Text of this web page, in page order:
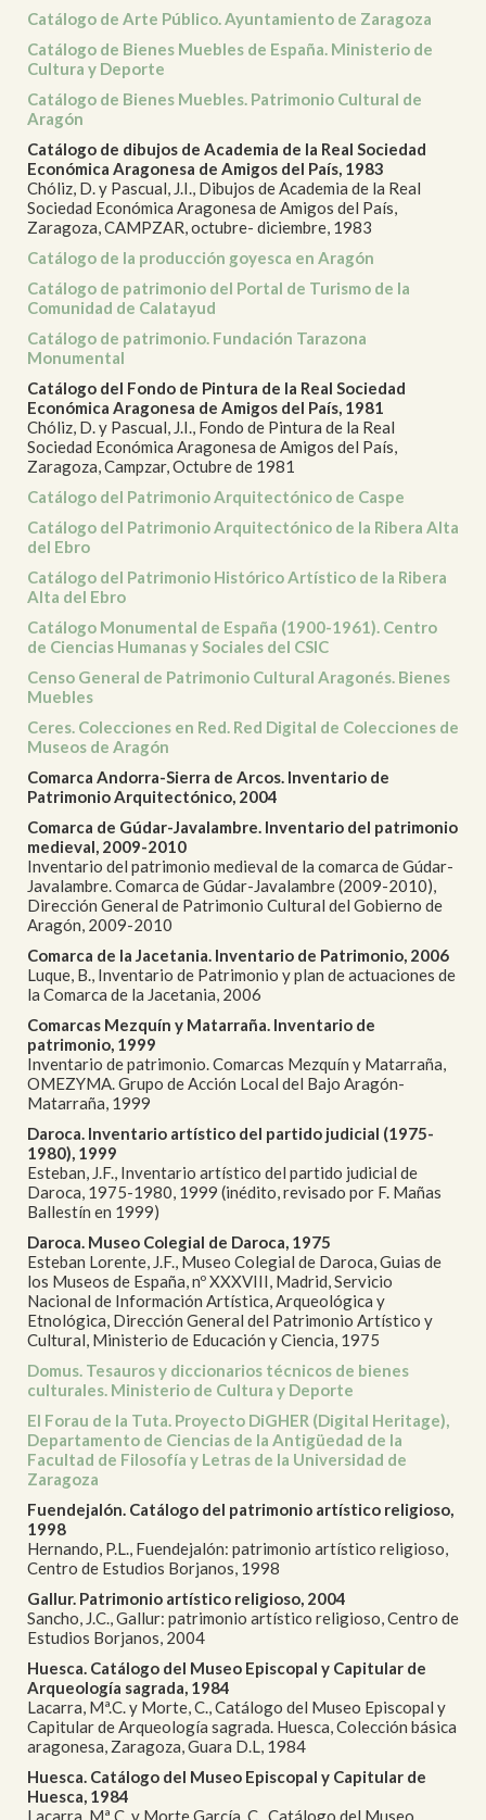
Catálogo de Arte Público. Ayuntamiento de Zaragoza
Catálogo de Bienes Muebles de España. Ministerio de
Cultura y Deporte
Catálogo de Bienes Muebles. Patrimonio Cultural de
Aragón
Catálogo de dibujos de Academia de la Real Sociedad
Económica Aragonesa de Amigos del País, 1983
Chóliz, D. y Pascual, J.I., Dibujos de Academia de la Real
Sociedad Económica Aragonesa de Amigos del País,
Zaragoza, CAMPZAR, octubre- diciembre, 1983
Catálogo de la producción goyesca en Aragón
Catálogo de patrimonio del Portal de Turismo de la
Comunidad de Calatayud
Catálogo de patrimonio. Fundación Tarazona
Monumental
Catálogo del Fondo de Pintura de la Real Sociedad
Económica Aragonesa de Amigos del País, 1981
Chóliz, D. y Pascual, J.I., Fondo de Pintura de la Real
Sociedad Económica Aragonesa de Amigos del País,
Zaragoza, Campzar, Octubre de 1981
Catálogo del Patrimonio Arquitectónico de Caspe
Catálogo del Patrimonio Arquitectónico de la Ribera Alta
del Ebro
Catálogo del Patrimonio Histórico Artístico de la Ribera
Alta del Ebro
Catálogo Monumental de España (1900-1961). Centro
de Ciencias Humanas y Sociales del CSIC
Censo General de Patrimonio Cultural Aragonés. Bienes
Muebles
Ceres. Colecciones en Red. Red Digital de Colecciones de
Museos de Aragón
Comarca Andorra-Sierra de Arcos. Inventario de
Patrimonio Arquitectónico, 2004
Comarca de Gúdar-Javalambre. Inventario del patrimonio
medieval, 2009-2010
Inventario del patrimonio medieval de la comarca de Gúdar-
Javalambre. Comarca de Gúdar-Javalambre (2009-2010),
Dirección General de Patrimonio Cultural del Gobierno de
Aragón, 2009-2010
Comarca de la Jacetania. Inventario de Patrimonio, 2006
Luque, B., Inventario de Patrimonio y plan de actuaciones de
la Comarca de la Jacetania, 2006
Comarcas Mezquín y Matarraña. Inventario de
patrimonio, 1999
Inventario de patrimonio. Comarcas Mezquín y Matarraña,
OMEZYMA. Grupo de Acción Local del Bajo Aragón-
Matarraña, 1999
Daroca. Inventario artístico del partido judicial (1975-
1980), 1999
Esteban, J.F., Inventario artístico del partido judicial de
Daroca, 1975-1980, 1999 (inédito, revisado por F. Mañas
Ballestín en 1999)
Daroca. Museo Colegial de Daroca, 1975
Esteban Lorente, J.F., Museo Colegial de Daroca, Guias de
los Museos de España, nº XXXVIII, Madrid, Servicio
Nacional de Información Artística, Arqueológica y
Etnológica, Dirección General del Patrimonio Artístico y
Cultural, Ministerio de Educación y Ciencia, 1975
Domus. Tesauros y diccionarios técnicos de bienes
culturales. Ministerio de Cultura y Deporte
El Forau de la Tuta. Proyecto DiGHER (Digital Heritage),
Departamento de Ciencias de la Antigüedad de la
Facultad de Filosofía y Letras de la Universidad de
Zaragoza
Fuendejalón. Catálogo del patrimonio artístico religioso,
1998
Hernando, P.L., Fuendejalón: patrimonio artístico religioso,
Centro de Estudios Borjanos, 1998
Gallur. Patrimonio artístico religioso, 2004
Sancho, J.C., Gallur: patrimonio artístico religioso, Centro de
Estudios Borjanos, 2004
Huesca. Catálogo del Museo Episcopal y Capitular de
Arqueología sagrada, 1984
Lacarra, Mª.C. y Morte, C., Catálogo del Museo Episcopal y
Capitular de Arqueología sagrada. Huesca, Colección básica
aragonesa, Zaragoza, Guara D.L, 1984
Huesca. Catálogo del Museo Episcopal y Capitular de
Huesca, 1984
Lacarra, Mª C. y Morte García, C., Catálogo del Museo